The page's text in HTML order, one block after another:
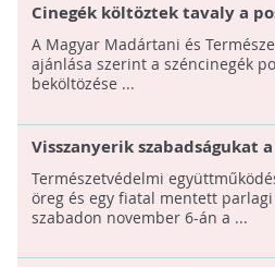
Cinegék költöztek tavaly a
segítség, mit tegyen idén!
A Magyar Madártani és
ajánlása szerint a széncinegék
beköltözése ...
Visszanyerik szabadságukat
sasok
Természetvédelmi
öreg és egy fiatal mentett
szabadon november 6-án a ...